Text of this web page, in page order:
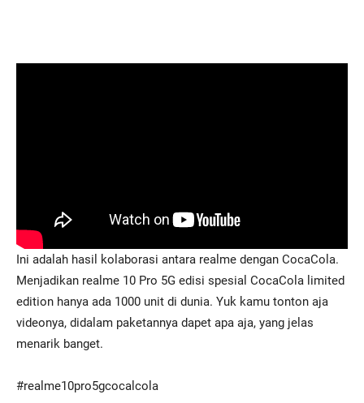
Ini adalah hasil kolaborasi antara realme dengan CocaCola.
Menjadikan realme 10 Pro 5G edisi spesial CocaCola limited
edition hanya ada 1000 unit di dunia. Yuk kamu tonton aja
videonya, didalam paketannya dapet apa aja, yang jelas
menarik banget.
#realme10pro5gcocalcola